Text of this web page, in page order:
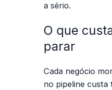
a sério.
O que
parar
Cada negócio
no pipeline custa